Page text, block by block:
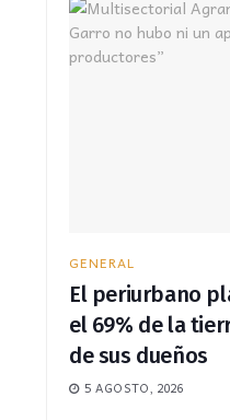
GENERAL
El periurbano
el 69% de la
de sus dueños
5 AGOSTO, 2026